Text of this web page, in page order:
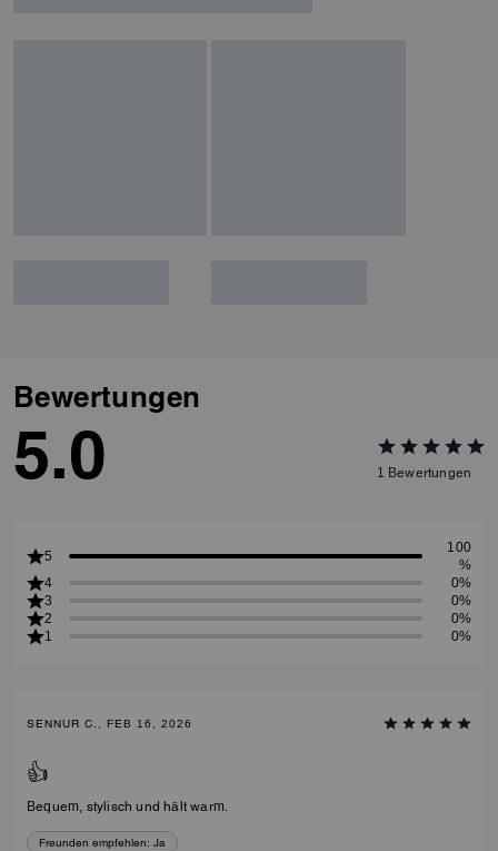
Bewertungen
5.0 1 Bewertungen
5
100
%
4
0%
3
0%
2
0%
1
0%
SENNUR C., FEB 16, 2026
👍
Bequem, stylisch und hält warm.
Freunden empfehlen: Ja